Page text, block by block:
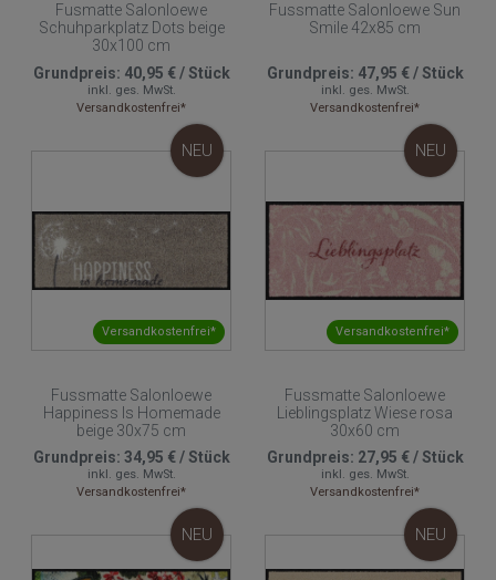
Fusmatte Salonloewe
Schuhparkplatz Dots beige
30x100 cm
Grundpreis: 40,95 €/Stück
inkl. ges. MwSt.
Versandkostenfrei*
Fussmatte Salonloewe Sun
Smile 42x85 cm
Grundpreis: 47,95 €/Stück
inkl. ges. MwSt.
Versandkostenfrei*
Versandkostenfrei*
NEU
Fussmatte Salonloewe
Happiness Is Homemade
beige 30x75 cm
Grundpreis: 34,95 €/Stück
inkl. ges. MwSt.
Versandkostenfrei*
Versandkostenfrei*
NEU
Fussmatte Salonloewe
Lieblingsplatz Wiese rosa
30x60 cm
Grundpreis: 27,95 €/Stück
inkl. ges. MwSt.
Versandkostenfrei*
NEU NEU